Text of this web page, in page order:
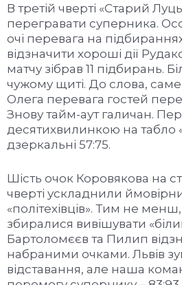
В третій чверті «Старий
перегравати суперника.
очі перевага на
відзначити хороші дії
матчу зібрав 11 підбирань.
чужому щиті. До слова, саме
Олега перевага гостей
Знову тайм-аут галичан.
десятихвилинкою на табло
дзеркальні 57:75.
Шість очок Коровякова на
чверті ускладнили
«політехівців». Тим не
збиралися вивішувати
Бартоломєєв та Пилип
набраними очками. Львів
відставання, але наша